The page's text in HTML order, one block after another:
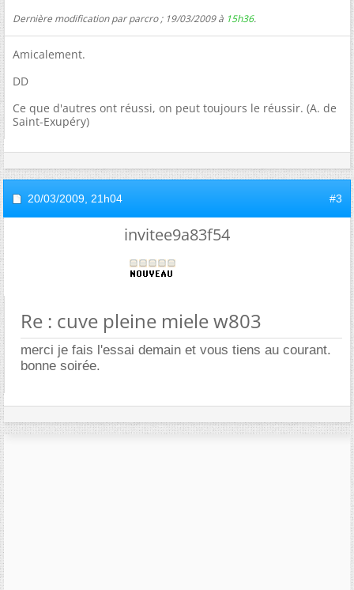
Dernière modification par parcro ; 19/03/2009 à 15h36.
Amicalement.
DD
Ce que d'autres ont réussi, on peut toujours le réussir. (A. de
Saint-Exupéry)
20/03/2009, 21h04 #3
invitee9a83f54
Re : cuve pleine miele w803
merci je fais l'essai demain et vous tiens au courant.
bonne soirée.